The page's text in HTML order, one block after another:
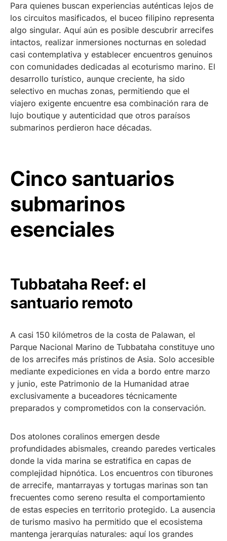
Para quienes buscan experiencias auténticas lejos de
los circuitos masificados, el buceo filipino representa
algo singular. Aquí aún es posible descubrir arrecifes
intactos, realizar inmersiones nocturnas en soledad
casi contemplativa y establecer encuentros genuinos
con comunidades dedicadas al ecoturismo marino. El
desarrollo turístico, aunque creciente, ha sido
selectivo en muchas zonas, permitiendo que el
viajero exigente encuentre esa combinación rara de
lujo boutique y autenticidad que otros paraísos
submarinos perdieron hace décadas.
Cinco santuarios
submarinos
esenciales
Tubbataha Reef: el
santuario remoto
A casi 150 kilómetros de la costa de Palawan, el
Parque Nacional Marino de Tubbataha constituye uno
de los arrecifes más prístinos de Asia. Solo accesible
mediante expediciones en vida a bordo entre marzo
y junio, este Patrimonio de la Humanidad atrae
exclusivamente a buceadores técnicamente
preparados y comprometidos con la conservación.
Dos atolones coralinos emergen desde
profundidades abismales, creando paredes verticales
donde la vida marina se estratifica en capas de
complejidad hipnótica. Los encuentros con tiburones
de arrecife, mantarrayas y tortugas marinas son tan
frecuentes como sereno resulta el comportamiento
de estas especies en territorio protegido. La ausencia
de turismo masivo ha permitido que el ecosistema
mantenga jerarquías naturales: aquí los grandes